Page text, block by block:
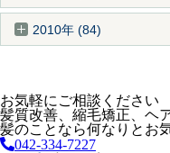
2010年 (84)
お気軽にご相談ください
髪質改善、縮毛矯正、ヘ
髪のことなら何なりとお
042-334-7227